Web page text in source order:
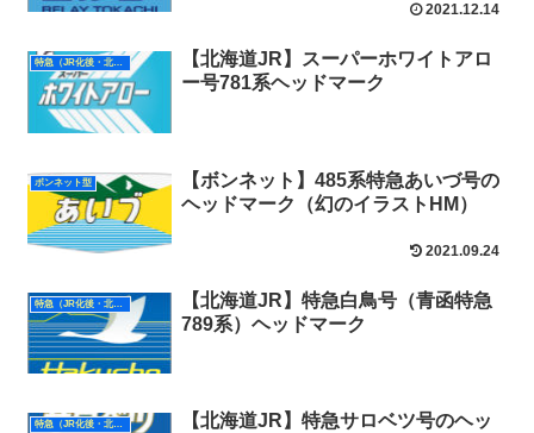
2021.12.14
特急（JR化後・北海道）
【北海道JR】スーパーホワイトアロ
ー号781系ヘッドマーク
ボンネット型
【ボンネット】485系特急あいづ号の
ヘッドマーク（幻のイラストHM）
2021.09.24
【北海道JR】特急白鳥号（青函特急
789系）ヘッドマーク
特急（JR化後・北海道）
【北海道JR】特急サロベツ号のヘッ